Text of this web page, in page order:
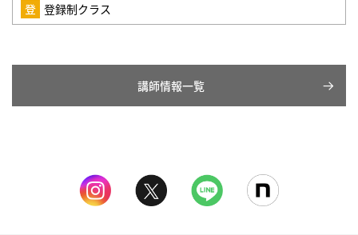
登録制クラス
講師情報一覧